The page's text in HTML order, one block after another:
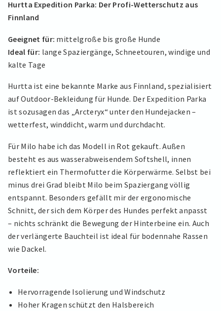
Hurtta Expedition Parka: Der Profi-Wetterschutz aus
Finnland
Geeignet für: mittelgroße bis große Hunde
Ideal für: lange Spaziergänge, Schneetouren, windige und
kalte Tage
Hurtta ist eine bekannte Marke aus Finnland, spezialisiert
auf Outdoor-Bekleidung für Hunde. Der Expedition Parka
ist sozusagen das „Arcteryx“ unter den Hundejacken –
wetterfest, winddicht, warm und durchdacht.
Für Milo habe ich das Modell in Rot gekauft. Außen
besteht es aus wasserabweisendem Softshell, innen
reflektiert ein Thermofutter die Körperwärme. Selbst bei
minus drei Grad bleibt Milo beim Spaziergang völlig
entspannt. Besonders gefällt mir der ergonomische
Schnitt, der sich dem Körper des Hundes perfekt anpasst
– nichts schränkt die Bewegung der Hinterbeine ein. Auch
der verlängerte Bauchteil ist ideal für bodennahe Rassen
wie Dackel.
Vorteile:
Hervorragende Isolierung und Windschutz
Hoher Kragen schützt den Halsbereich